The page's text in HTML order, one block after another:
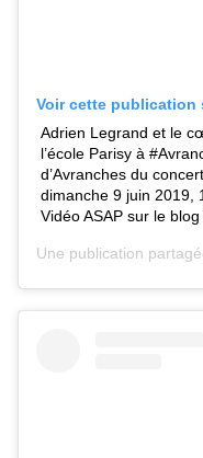
Voir cette publication
Adrien Legrand et le
l’école Parisy à
d’Avranches du
dimanche 9 juin 2019,
Vidéo ASAP sur le
Une publication